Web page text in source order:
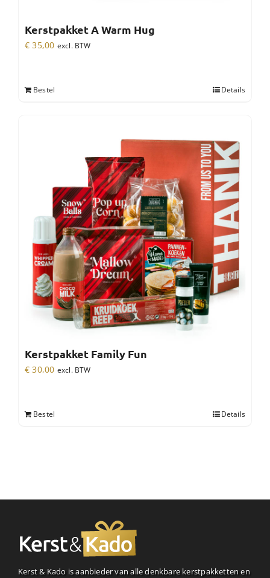
Kerstpakket A Warm Hug
€ 35,00 excl. BTW
Bestel Details
Kerstpakket Family Fun
€ 30,00 excl. BTW
Bestel Details
Kerst & Kado is aanbieder van alle denkbare kerstpakketten en